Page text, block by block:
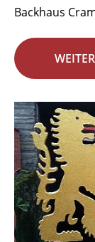
Backhaus